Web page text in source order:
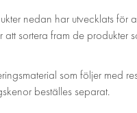
nedan har utvecklats för
att sortera fram de produkter
som följer med
beställes separat.